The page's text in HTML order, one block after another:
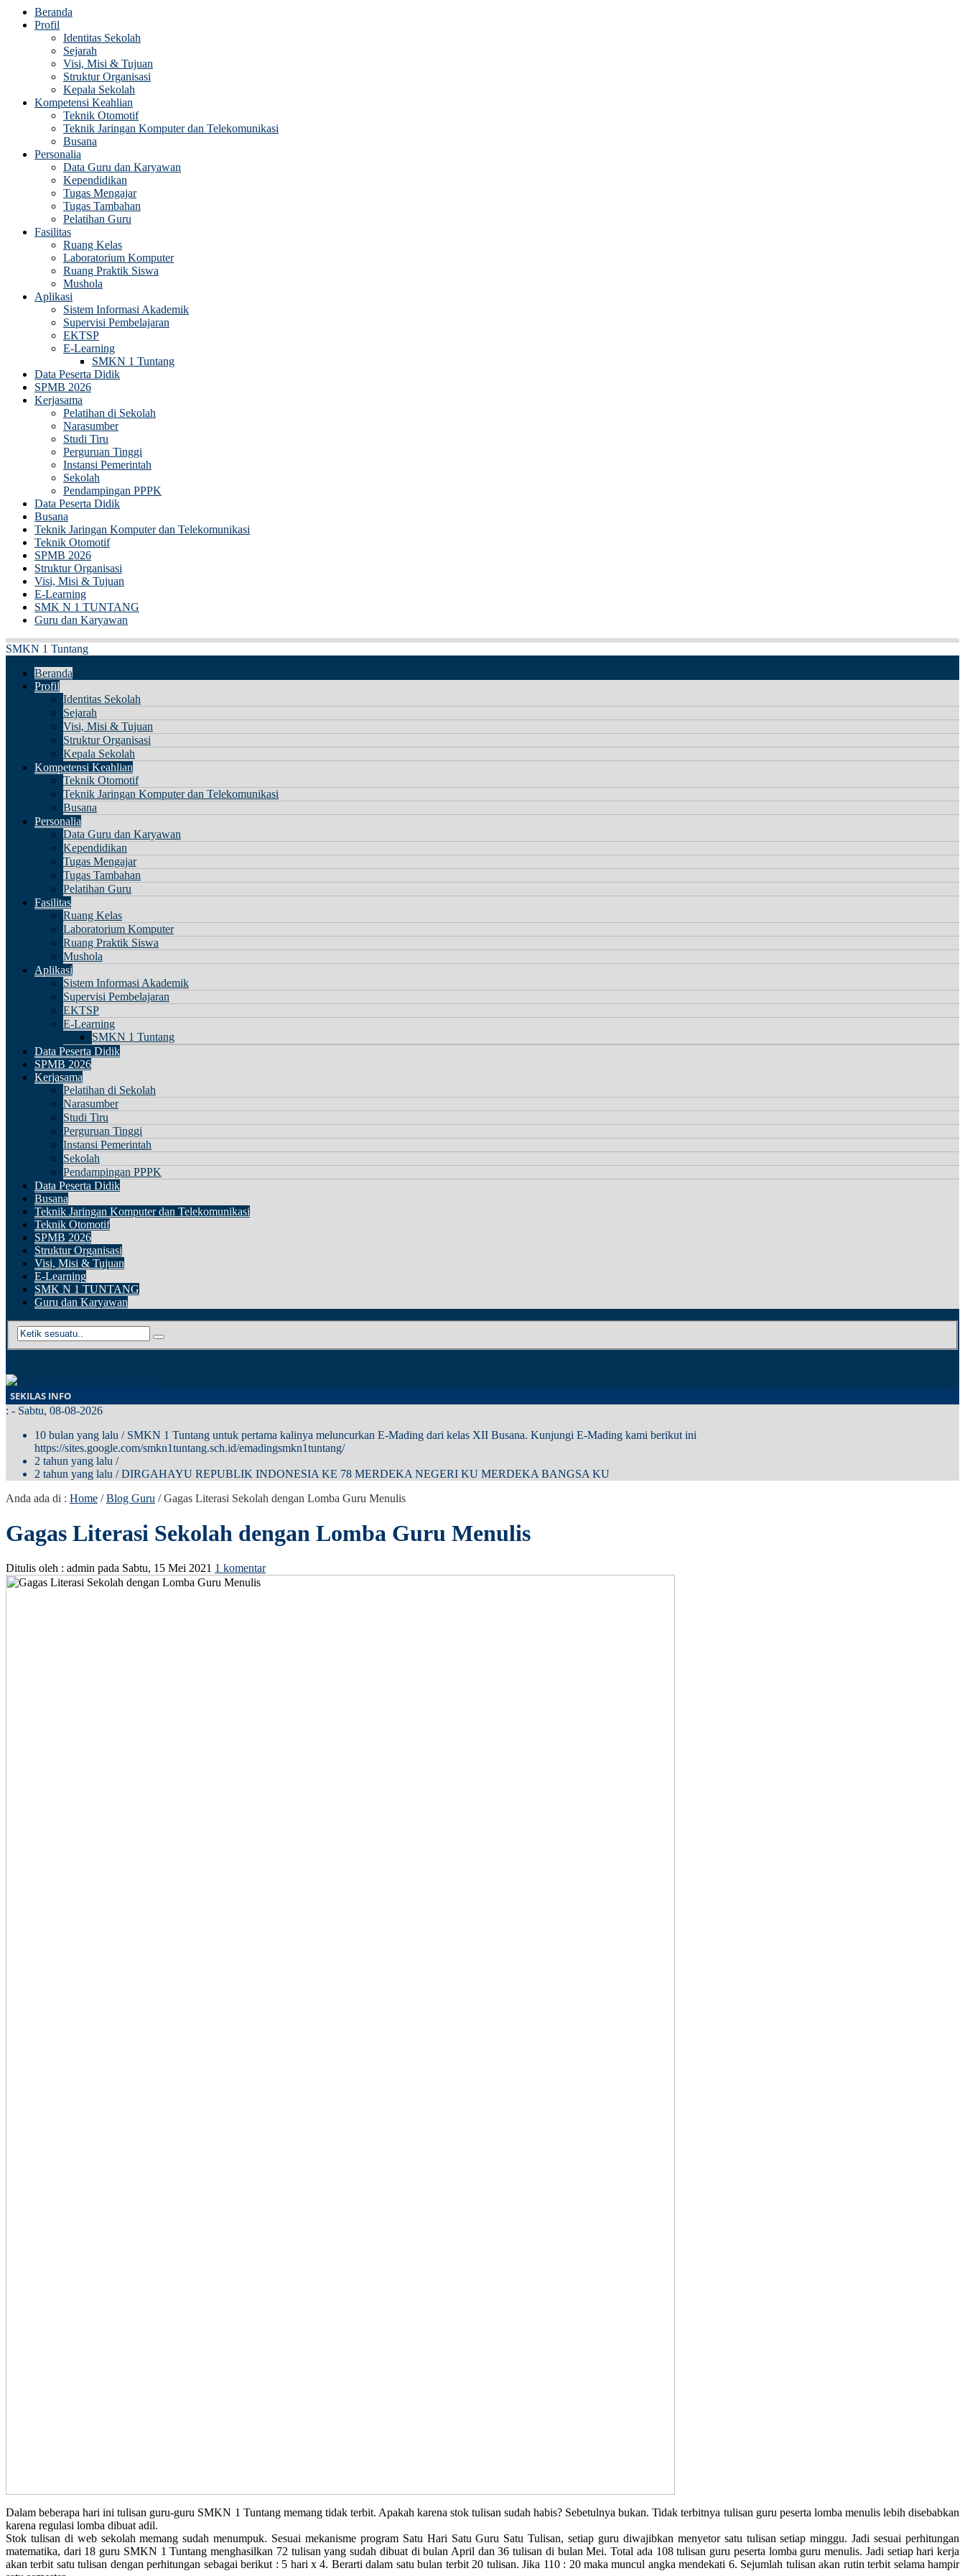
Beranda
Profil
Identitas Sekolah
Sejarah
Visi, Misi & Tujuan
Struktur Organisasi
Kepala Sekolah
Kompetensi Keahlian
Teknik Otomotif
Teknik Jaringan Komputer dan Telekomunikasi
Busana
Personalia
Data Guru dan Karyawan
Kependidikan
Tugas Mengajar
Tugas Tambahan
Pelatihan Guru
Fasilitas
Ruang Kelas
Laboratorium Komputer
Ruang Praktik Siswa
Mushola
Aplikasi
Sistem Informasi Akademik
Supervisi Pembelajaran
EKTSP
E-Learning
SMKN 1 Tuntang
Data Peserta Didik
SPMB 2026
Kerjasama
Pelatihan di Sekolah
Narasumber
Studi Tiru
Perguruan Tinggi
Instansi Pemerintah
Sekolah
Pendampingan PPPK
Data Peserta Didik
Busana
Teknik Jaringan Komputer dan Telekomunikasi
Teknik Otomotif
SPMB 2026
Struktur Organisasi
Visi, Misi & Tujuan
E-Learning
SMK N 1 TUNTANG
Guru dan Karyawan
SMKN 1 Tuntang
Beranda
Profil
Identitas Sekolah
Sejarah
Visi, Misi & Tujuan
Struktur Organisasi
Kepala Sekolah
Kompetensi Keahlian
Teknik Otomotif
Teknik Jaringan Komputer dan Telekomunikasi
Busana
Personalia
Data Guru dan Karyawan
Kependidikan
Tugas Mengajar
Tugas Tambahan
Pelatihan Guru
Fasilitas
Ruang Kelas
Laboratorium Komputer
Ruang Praktik Siswa
Mushola
Aplikasi
Sistem Informasi Akademik
Supervisi Pembelajaran
EKTSP
E-Learning
SMKN 1 Tuntang
Data Peserta Didik
SPMB 2026
Kerjasama
Pelatihan di Sekolah
Narasumber
Studi Tiru
Perguruan Tinggi
Instansi Pemerintah
Sekolah
Pendampingan PPPK
Data Peserta Didik
Busana
Teknik Jaringan Komputer dan Telekomunikasi
Teknik Otomotif
SPMB 2026
Struktur Organisasi
Visi, Misi & Tujuan
E-Learning
SMK N 1 TUNTANG
Guru dan Karyawan
SEKILAS INFO
: - Sabtu, 08-08-2026
10 bulan yang lalu / SMKN 1 Tuntang untuk pertama kalinya meluncurkan E-Mading dari kelas XII Busana. Kunjungi E-Mading kami berikut ini
https://sites.google.com/smkn1tuntang.sch.id/emadingsmkn1tuntang/
2 tahun yang lalu /
2 tahun yang lalu / DIRGAHAYU REPUBLIK INDONESIA KE 78 MERDEKA NEGERI KU MERDEKA BANGSA KU
Anda ada di : Home /Blog Guru /Gagas Literasi Sekolah dengan Lomba Guru Menulis
Gagas Literasi Sekolah dengan Lomba Guru Menulis
Ditulis oleh : admin pada Sabtu, 15 Mei 2021 1 komentar
Dalam beberapa hari ini tulisan guru-guru SMKN 1 Tuntang memang tidak terbit. Apakah karena stok tulisan sudah habis? Sebetulnya bukan. Tidak terbitnya tulisan guru peserta lomba menulis lebih disebabkan
karena regulasi lomba dibuat adil.
Stok tulisan di web sekolah memang sudah menumpuk. Sesuai mekanisme program Satu Hari Satu Guru Satu Tulisan, setiap guru diwajibkan menyetor satu tulisan setiap minggu. Jadi sesuai perhitungan
matematika, dari 18 guru SMKN 1 Tuntang menghasilkan 72 tulisan yang sudah dibuat di bulan April dan 36 tulisan di bulan Mei. Total ada 108 tulisan guru peserta lomba guru menulis. Jadi setiap hari kerja
akan terbit satu tulisan dengan perhitungan sebagai berikut : 5 hari x 4. Berarti dalam satu bulan terbit 20 tulisan. Jika 110 : 20 maka muncul angka mendekati 6. Sejumlah tulisan akan rutin terbit selama hampir